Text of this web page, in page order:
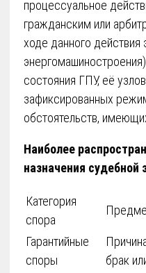
процессуальное
гражданским или
ходе данного действия
состояния ГПУ, её
зафиксированных
обстоятельств,
Наиболее
назначения судебной
Категория
спора
Гарантийные
споры
брак